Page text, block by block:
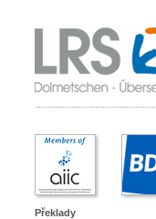
Překlady